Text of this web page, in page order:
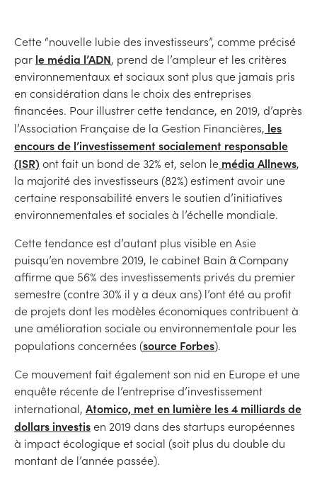
Cette “nouvelle lubie des investisseurs”, comme précisé
par le média l’ADN, prend de l’ampleur et les critères
environnementaux et sociaux sont plus que jamais pris
en considération dans le choix des entreprises
financées. Pour illustrer cette tendance, en 2019, d’après
l’Association Française de la Gestion Financières, les
encours de l’investissement socialement responsable
(ISR) ont fait un bond de 32% et, selon le média Allnews,
la majorité des investisseurs (82%) estiment avoir une
certaine responsabilité envers le soutien d’initiatives
environnementales et sociales à l’échelle mondiale.
Cette tendance est d’autant plus visible en Asie
puisqu’en novembre 2019, le cabinet Bain & Company
affirme que 56% des investissements privés du premier
semestre (contre 30% il y a deux ans) l’ont été au profit
de projets dont les modèles économiques contribuent à
une amélioration sociale ou environnementale pour les
populations concernées (source Forbes).
Ce mouvement fait également son nid en Europe et une
enquête récente de l’entreprise d’investissement
international, Atomico, met en lumière les 4 milliards de
dollars investisen 2019 dans des startups européennes
à impact écologique et social (soit plus du double du
montant de l’année passée).